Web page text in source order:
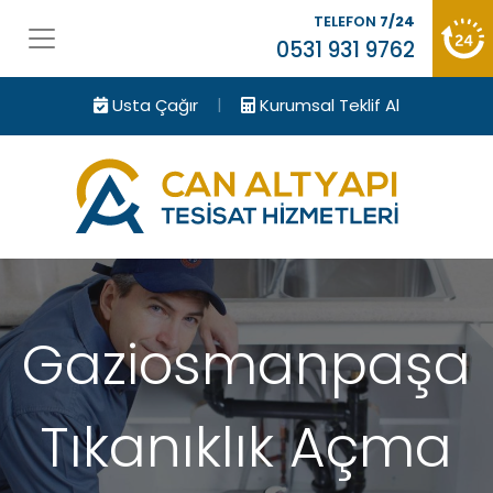
Usta Çağır | Kurumsal Teklif Al
TELEFON 7/24
0531 931 9762
Gaziosmanpaşa
Tıkanıklık Açma